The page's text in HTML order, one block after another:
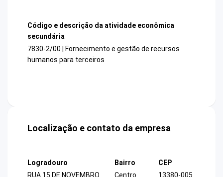
Código e descrição da atividade econômica
secundária
7830-2/00 | Fornecimento e gestão de recursos
humanos para terceiros
Localização e contato da empresa
Logradouro
RUA 15 DE NOVEMBRO
Bairro
Centro
CEP
13380-005